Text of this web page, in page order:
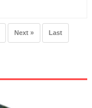
Next » Last